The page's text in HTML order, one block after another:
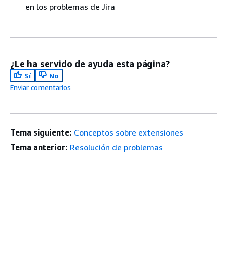
en los problemas de Jira
¿Le ha servido de ayuda esta página?
Sí
No
Enviar comentarios
Tema siguiente: Conceptos sobre extensiones
Tema anterior: Resolución de problemas